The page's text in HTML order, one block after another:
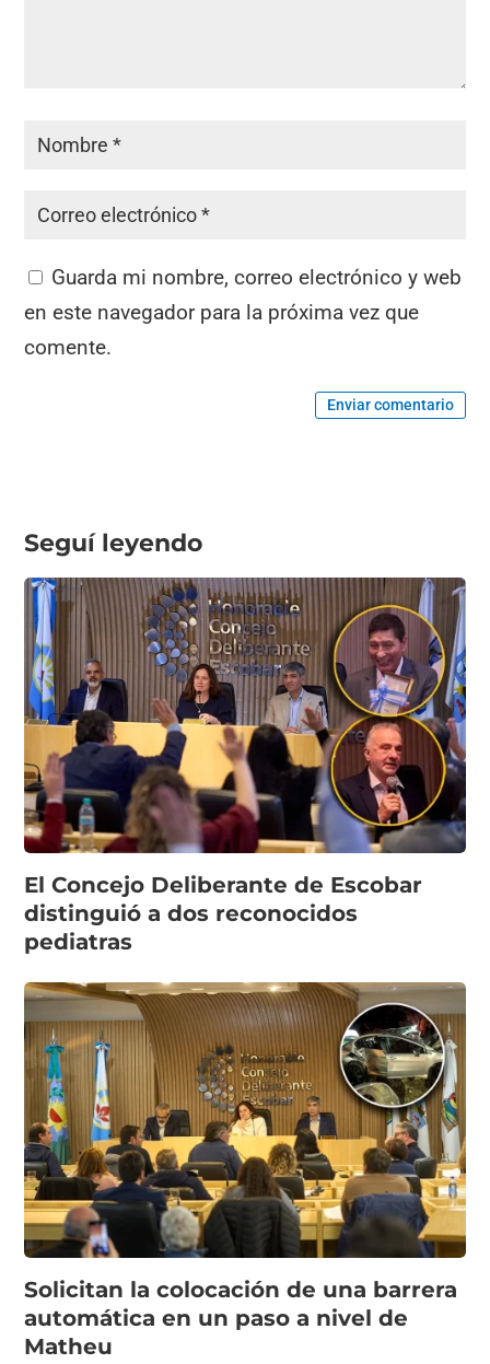
Guarda mi nombre, correo electrónico y web
en este navegador para la próxima vez que
comente.
Enviar comentario
Seguí leyendo
El Concejo Deliberante de Escobar
distinguió a dos reconocidos
pediatras
Solicitan la colocación de una barrera
automática en un paso a nivel de
Matheu